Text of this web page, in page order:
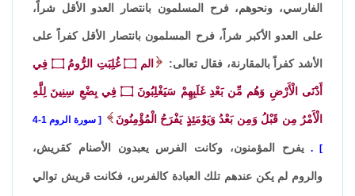
الفارسي، ونحوهم، فرح المسلمون بانتصار العدو الأقل شراً،
على العدو الأكبر شراً، فرح المسلمون بانتصار الأقل كفراً على
الأشد كفراً بالمقارنة، فقال تعالى: الم ۝ غُلِبَتِ الرُّومُ ۝ فِي
أَدْنَى الْأَرْضِ وَهُم مِّن بَعْدِ غَلَبِهِمْ سَيَغْلِبُونَ ۝ فِي بِضْعِ سِنِينَ لِلَّهِ
الْأَمْرُ مِن قَبْلُ وَمِن بَعْدُ وَيَوْمَئِذٍ يَفْرَحُ الْمُؤْمِنُونَ سورة الروم 1-4
.يفرح المؤمنون، وكانت الفرس يعبدون الأصنام كقريش،
والروم لم يكن عندهم تلك العبادة كالفرس، فكانت قريش توالي